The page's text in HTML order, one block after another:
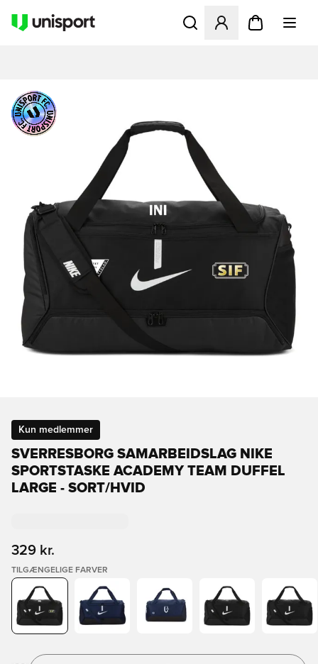
Åbner en Modal til at
Kun medlemmer
SVERRESBORG SAMARBEIDSLAG NIKE
SPORTSTASKE ACADEMY TEAM DUFFEL
LARGE - SORT/HVID
329 kr.
TILGÆNGELIGE FARVER